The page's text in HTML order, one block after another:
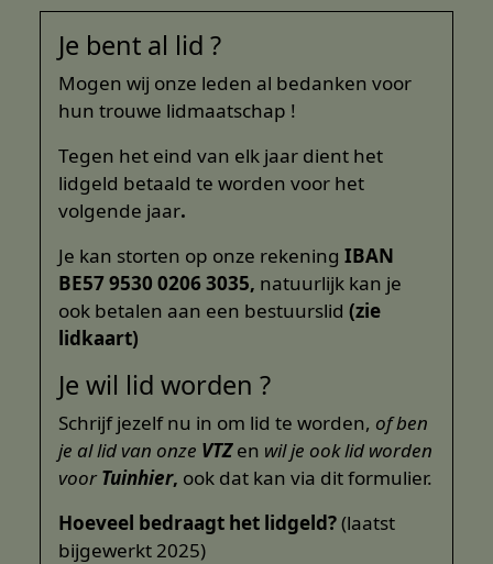
Lid worden
Je bent al lid ?
Mogen wij onze leden al bedanken voor
hun trouwe lidmaatschap !
Tegen het eind van elk jaar dient het
lidgeld betaald te worden voor het
volgende jaar.
Je kan storten op onze rekening IBAN
BE57 9530 0206 3035, natuurlijk kan je
ook betalen aan een bestuurslid (zie
lidkaart)
Je wil lid worden ?
Schrijf jezelf nu in om lid te worden, of ben
je al lid van onze VTZen wil je ook lid worden
voorTuinhier, ook dat kan via dit formulier.
Hoeveel bedraagt het lidgeld?(laatst
bijgewerkt 2025)